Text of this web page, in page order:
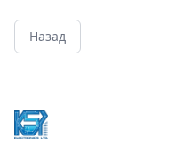
Назад